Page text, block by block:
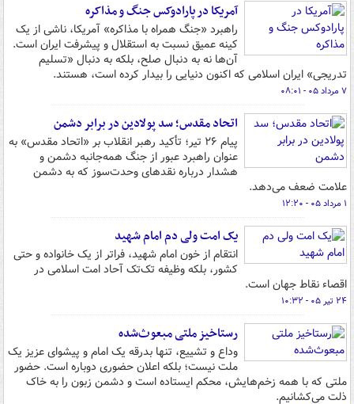
آمریکا در پارادوکس جنگ و مذاکره
راهبرد «جنگ همراه با مذاکره» آمریکا، ناشی از یک
کینه عمیق نسبت به استقلال و پیشرفت ایران است.
آن‌ها نه به دنبال صلح، بلکه به دنبال «تسلیم
تدریجی» ایران اسلامی که اکنون دنیایی را بیدار کرده است، هستند.
۷ مرداد ۰۵ - ۰۸:۰۱
اتحاد مقدس؛ سد پولادین در برابر دشمن
پیام ۲۶ تیر؛ تأکید رهبر انقلاب بر «اتحاد مقدس» به
عنوان راهبرد عبور از جنگ همه‌جانبه دشمن و
هشدار درباره نقدهای وحدت‌سوز که به دشمن
علامت ضعف می‌دهد.
۱ مرداد ۰۵ - ۱۲:۲۰
یک امت ولی‌ دم امام شهید
انتقام از خون امام شهید، فراتر از یک خانواده و حتی
کشور، بلکه وظیفه تک‌تک آحاد امت اسلامی در
اقصاء نقاط جهان است.
۲۴ تیر ۰۵ - ۱۰:۳۲
رستاخیز ملتی مبعوث‌شده
وداع و تشییع، تنها بدرقه‌ یک امام و پیشوای عزیز یک
ملت نیست؛ بلکه اعلان حضوری دوباره است. حضور
ملتی که با همه‌ زخم‌هایش، محکم ایستاده است و دشمن زبون را به خاک
ذلت می‌کشانیم.